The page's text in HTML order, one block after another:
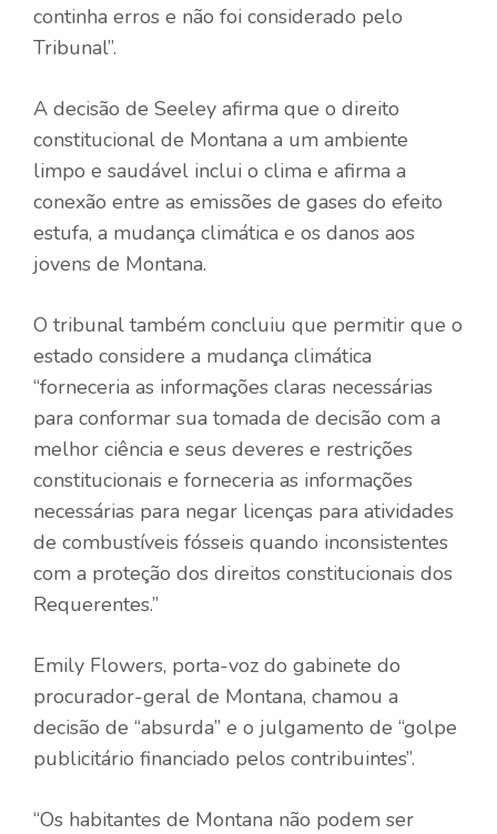
continha erros e não foi considerado pelo
Tribunal”.
A decisão de Seeley afirma que o direito
constitucional de Montana a um ambiente
limpo e saudável inclui o clima e afirma a
conexão entre as emissões de gases do efeito
estufa, a mudança climática e os danos aos
jovens de Montana.
O tribunal também concluiu que permitir que o
estado considere a mudança climática
“forneceria as informações claras necessárias
para conformar sua tomada de decisão com a
melhor ciência e seus deveres e restrições
constitucionais e forneceria as informações
necessárias para negar licenças para atividades
de combustíveis fósseis quando inconsistentes
com a proteção dos direitos constitucionais dos
Requerentes.”
Emily Flowers, porta-voz do gabinete do
procurador-geral de Montana, chamou a
decisão de “absurda” e o julgamento de “golpe
publicitário financiado pelos contribuintes”.
“Os habitantes de Montana não podem ser